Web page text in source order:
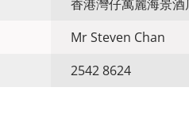
香港灣仔萬麗海景
Mr Steven Chan
2542 8624